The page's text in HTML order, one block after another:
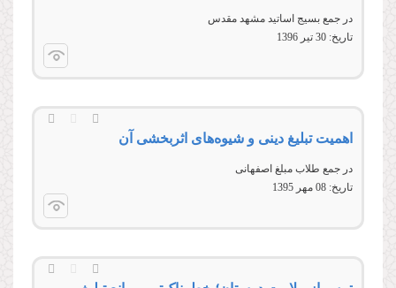
در جمع بسیج اساتید مشهد مقدس
تاریخ: 30 تير 1396
اهمیت تبلیغ دینی و شیوه‌های اثربخشی آن
در جمع طلاب مبلغ اصفهانی
تاریخ: 08 مهر 1395